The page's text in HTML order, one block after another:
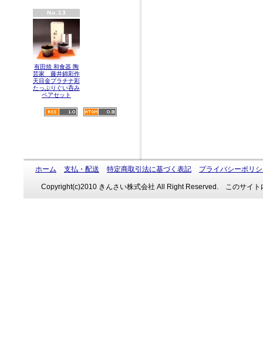
No.13
有田焼 和食器 陶
芸家 藤井錦彩作
天目金プラチナ彩
たっぷりぐい呑み
ペアセット
ホーム 支払・配送 特定商取引法に基づく表記 プライバシーポリ
Copyright(c)2010 きんさい株式会社 All Right Reserved. このサイト